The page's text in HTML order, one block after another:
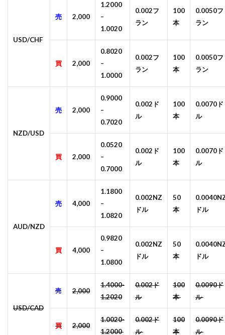
USD/CHF
売 2,000
1.2000
–
1.0020
0.002フ
ラン
100
本
0.0050フ
ラン
買 2,000
0.8020
–
1.0000
0.002フ
ラン
100
本
0.0050フ
ラン
NZD/USD
売 2,000
0.9000
–
0.7020
0.002ド
ル
100
本
0.0070ド
ル
買 2,000
0.0520
–
0.7000
0.002ド
ル
100
本
0.0070ド
ル
AUD/NZD
売 4,000
1.1800
–
1.0820
0.002NZ
ドル
50
本
ドル
買 4,000
0.9820
–
1.0800
0.002NZ
ドル
50
本
ドル
USD/CAD
売 2,000
1.4000-
1.2020
0.002ド
ル
100
本
0.0090ド
ル
買 2,000
1.0020-
1.2000
0.002ド
ル
100
本
0.0090ド
ル